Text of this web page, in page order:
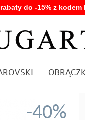
do -15% z kodem
-40%